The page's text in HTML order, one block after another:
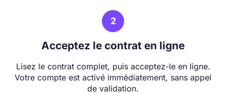
2
Acceptez le contrat en ligne
Lisez le contrat complet, puis acceptez-le en ligne.
Votre compte est activé immédiatement, sans appel
de validation.